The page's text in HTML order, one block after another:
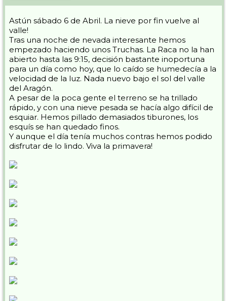
Astún sábado 6 de Abril. La nieve por fin vuelve al
valle!
Tras una noche de nevada interesante hemos
empezado haciendo unos Truchas. La Raca no la han
abierto hasta las 9:15, decisión bastante inoportuna
para un día como hoy, que lo caído se humedecía a la
velocidad de la luz. Nada nuevo bajo el sol del valle
del Aragón.
A pesar de la poca gente el terreno se ha trillado
rápido, y con una nieve pesada se hacía algo difícil de
esquiar. Hemos pillado demasiados tiburones, los
esquís se han quedado finos.
Y aunque el día tenía muchos contras hemos podido
disfrutar de lo lindo. Viva la primavera!